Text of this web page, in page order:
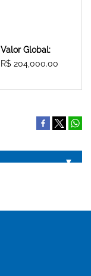
Valor Global:
R$ 204,000.00